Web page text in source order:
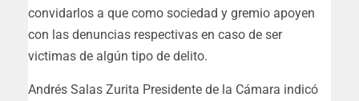
convidarlos a que como sociedad y gremio apoyen
con las denuncias respectivas en caso de ser
victimas de algún tipo de delito.
Andrés Salas Zurita Presidente de la Cámara indicó